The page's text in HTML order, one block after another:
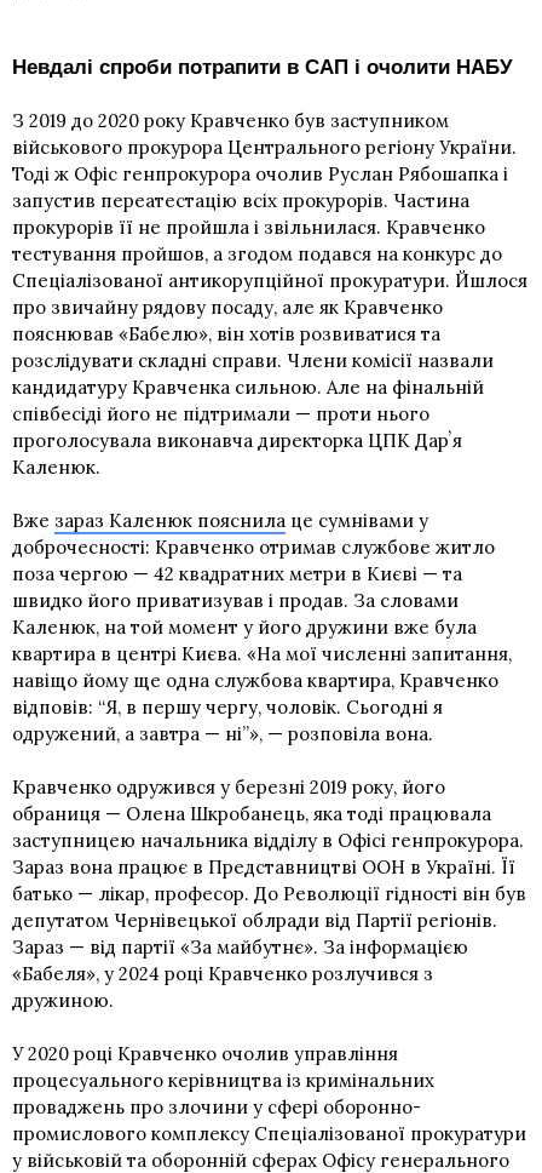
Невдалі спроби потрапити в САП і очолити НАБУ
З 2019 до 2020 року Кравченко був заступником
військового прокурора Центрального регіону України.
Тоді ж Офіс генпрокурора очолив Руслан Рябошапка і
запустив переатестацію всіх прокурорів. Частина
прокурорів її не пройшла і звільнилася. Кравченко
тестування пройшов, а згодом подався на конкурс до
Спеціалізованої антикорупційної прокуратури. Йшлося
про звичайну рядову посаду, але як Кравченко
пояснював «Бабелю», він хотів розвиватися та
розслідувати складні справи. Члени комісії назвали
кандидатуру Кравченка сильною. Але на фінальній
співбесіді його не підтримали — проти нього
проголосувала виконавча директорка ЦПК Дарʼя
Каленюк.
Вже зараз Каленюк пояснила це сумнівами у
доброчесності: Кравченко отримав службове житло
поза чергою — 42 квадратних метри в Києві — та
швидко його приватизував і продав. За словами
Каленюк, на той момент у його дружини вже була
квартира в центрі Києва. «На мої численні запитання,
навіщо йому ще одна службова квартира, Кравченко
відповів: “Я, в першу чергу, чоловік. Сьогодні я
одружений, а завтра — ні”», — розповіла вона.
Кравченко одружився у березні 2019 року, його
обраниця — Олена Шкробанець, яка тоді працювала
заступницею начальника відділу в Офісі генпрокурора.
Зараз вона працює в Представництві ООН в Україні. Її
батько — лікар, професор. До Революції гідності він був
депутатом Чернівецької облради від Партії регіонів.
Зараз — від партії «За майбутнє». За інформацією
«Бабеля», у 2024 році Кравченко розлучився з
дружиною.
У 2020 році Кравченко очолив управління
процесуального керівництва із кримінальних
проваджень про злочини у сфері оборонно-
промислового комплексу Спеціалізованої прокуратури
у військовій та оборонній сферах Офісу генерального